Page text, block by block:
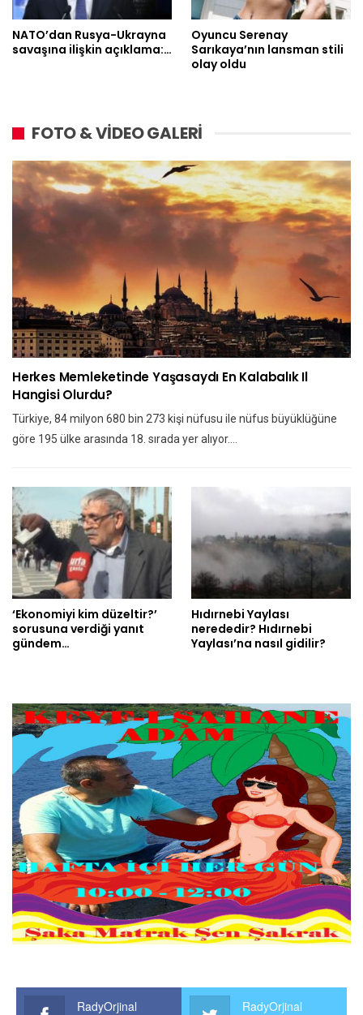
NATO’dan Rusya-Ukrayna
savaşına ilişkin açıklama:…
Oyuncu Serenay
Sarıkaya’nın lansman stili
olay oldu
FOTO & VİDEO GALERİ
Herkes Memleketinde Yaşasaydı En Kalabalık Il
Hangisi Olurdu?
Türkiye, 84 milyon 680 bin 273 kişi nüfusu ile nüfus büyüklüğüne
göre 195 ülke arasında 18. sırada yer alıyor.…
‘Ekonomiyi kim düzeltir?’
sorusuna verdiği yanıt
gündem…
Hıdırnebi Yaylası
nerededir? Hıdırnebi
Yaylası’na nasıl gidilir?
RadyOrjinal RadyOrjinal